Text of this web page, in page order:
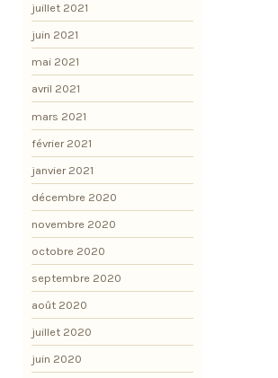
juillet 2021
juin 2021
mai 2021
avril 2021
mars 2021
février 2021
janvier 2021
décembre 2020
novembre 2020
octobre 2020
septembre 2020
août 2020
juillet 2020
juin 2020